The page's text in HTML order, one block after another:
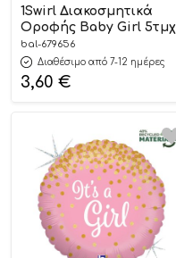
1Swirl Διακοσμητικά
Οροφής Baby Girl 5τμχ
61εκ | 679656
bal-679656
Διαθέσιμο από 7-12 ημέρες
3,60 €